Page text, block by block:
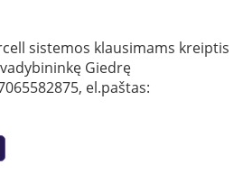
sistemos klausimams kreiptis
Giedrę
el.paštas: